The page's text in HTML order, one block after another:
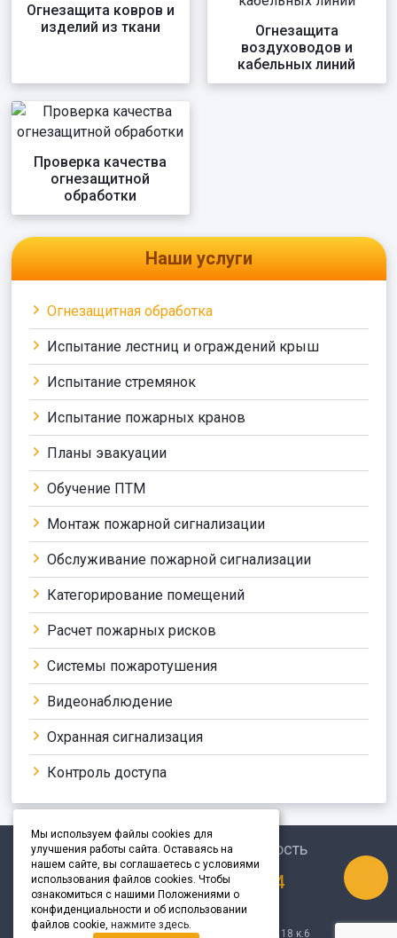
Наши услуги
Огнезащитная обработка
Испытание лестниц и ограждений крыш
Испытание стремянок
Испытание пожарных кранов
Планы эвакуации
Обучение ПТМ
Монтаж пожарной сигнализации
Обслуживание пожарной сигнализации
Категорирование помещений
Расчет пожарных рисков
Системы пожаротушения
Видеонаблюдение
Охранная сигнализация
Контроль доступа
Огнезащита ковров и
изделий из ткани
Огнезащита
воздуховодов и
кабельных линий
Проверка качества
огнезащитной
обработки
+7 (495)540-57-14
info@st-fire.ru
127299, г.Москва, ул.Клары Цеткин, д.18 к.6
Мы используем файлы cookies для
улучшения работы сайта. Оставаясь на
нашем сайте, вы соглашаетесь с условиями
использования файлов cookies. Чтобы
ознакомиться с нашими Положениями о
конфиденциальности и об использовании
файлов cookie, нажмите здесь.